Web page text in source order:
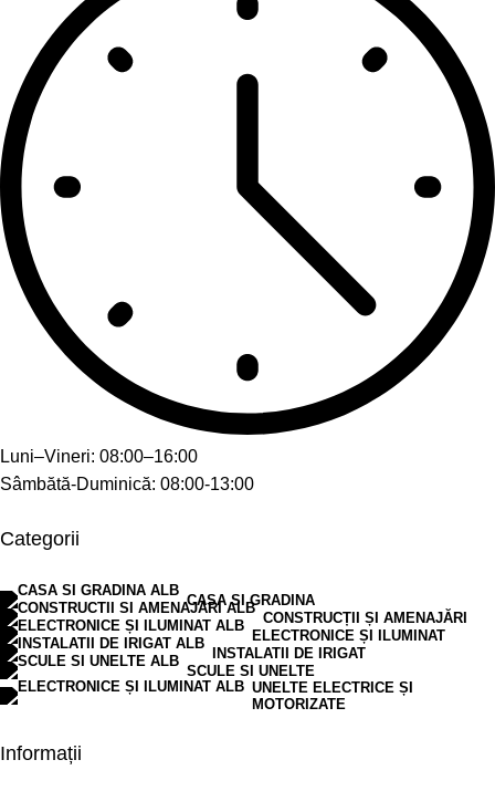
Luni–Vineri: 08:00–16:00
Sâmbătă-Duminică: 08:00-13:00
Categorii
CASA SI GRADINA
CONSTRUCȚII ȘI AMENAJĂRI
ELECTRONICE ȘI ILUMINAT
INSTALATII DE IRIGAT
SCULE SI UNELTE
UNELTE ELECTRICE ȘI
MOTORIZATE
Informații